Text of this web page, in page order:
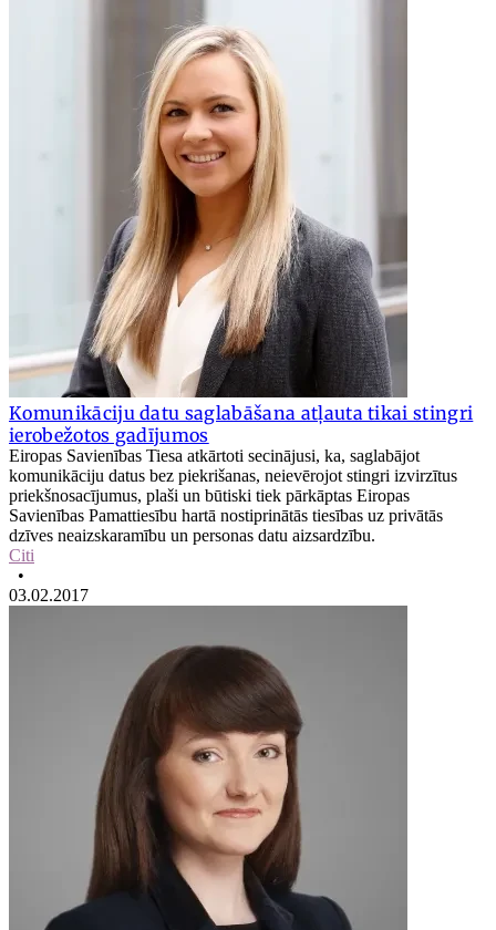
Komunikāciju datu saglabāšana atļauta tikai stingri
ierobežotos gadījumos
Eiropas Savienības Tiesa atkārtoti secinājusi, ka, saglabājot
komunikāciju datus bez piekrišanas, neievērojot stingri izvirzītus
priekšnosacījumus, plaši un būtiski tiek pārkāptas Eiropas
Savienības Pamattiesību hartā nostiprinātās tiesības uz privātās
dzīves neaizskaramību un personas datu aizsardzību.
Citi
•
03.02.2017